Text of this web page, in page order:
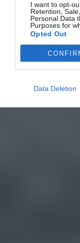
I want to opt-
Retention,
Personal Data
Purposes for
Opted Out
Data Deletion